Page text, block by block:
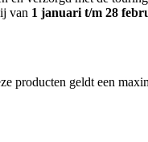
van 1 januari t/m 28
geldt een